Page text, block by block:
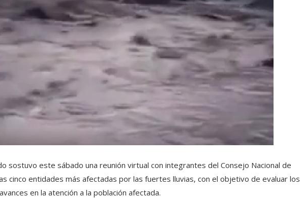
sostuvo este sábado una reunión virtual con integrantes del Consejo Nacional de
cinco entidades más afectadas por las fuertes lluvias, con el objetivo de evaluar los
avances en la atención a la población afectada.